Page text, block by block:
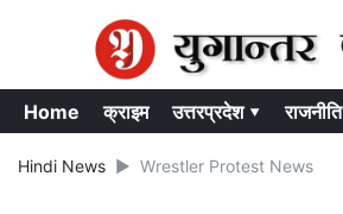
Home क्राइम उत्तरप्रदेश ▾ राजनीति
Hindi News Wrestler Protest News